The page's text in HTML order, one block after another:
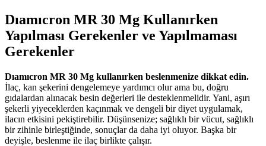
Dıamıcron MR 30 Mg Kullanırken
Yapılması Gerekenler ve Yapılmaması
Gerekenler
Dıamıcron MR 30 Mg kullanırken beslenmenize dikkat edin.
İlaç, kan şekerini dengelemeye yardımcı olur ama bu, doğru
gıdalardan alınacak besin değerleri ile desteklenmelidir. Yani, aşırı
şekerli yiyeceklerden kaçınmak ve dengeli bir diyet uygulamak,
ilacın etkisini pekiştirebilir. Düşünsenize; sağlıklı bir vücut, sağlıklı
bir zihinle birleştiğinde, sonuçlar da daha iyi oluyor. Başka bir
deyişle, beslenme ile ilaç birlikte çalışır.